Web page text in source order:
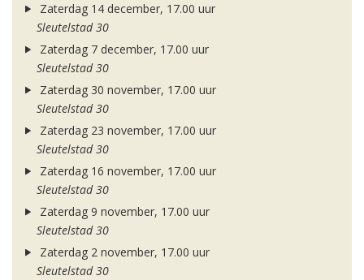
Zaterdag 14 december, 17.00 uur
Sleutelstad 30
Zaterdag 7 december, 17.00 uur
Sleutelstad 30
Zaterdag 30 november, 17.00 uur
Sleutelstad 30
Zaterdag 23 november, 17.00 uur
Sleutelstad 30
Zaterdag 16 november, 17.00 uur
Sleutelstad 30
Zaterdag 9 november, 17.00 uur
Sleutelstad 30
Zaterdag 2 november, 17.00 uur
Sleutelstad 30